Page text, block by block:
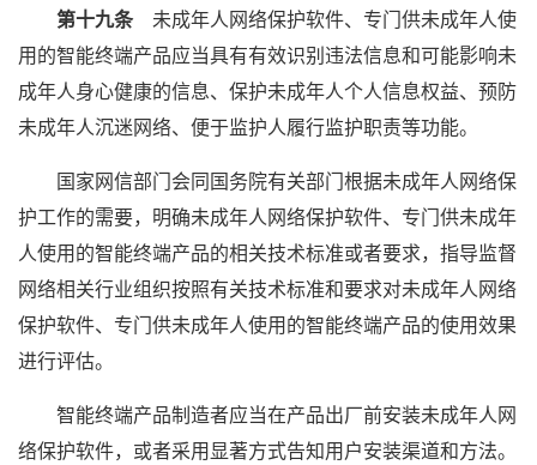
第十九条未成年人网络保护软件、专门供未成年人使
用的智能终端产品应当具有有效识别违法信息和可能影响未
成年人身心健康的信息、保护未成年人个人信息权益、预防
未成年人沉迷网络、便于监护人履行监护职责等功能。
国家网信部门会同国务院有关部门根据未成年人网络保
护工作的需要，明确未成年人网络保护软件、专门供未成年
人使用的智能终端产品的相关技术标准或者要求，指导监督
网络相关行业组织按照有关技术标准和要求对未成年人网络
保护软件、专门供未成年人使用的智能终端产品的使用效果
进行评估。
智能终端产品制造者应当在产品出厂前安装未成年人网
络保护软件，或者采用显著方式告知用户安装渠道和方法。